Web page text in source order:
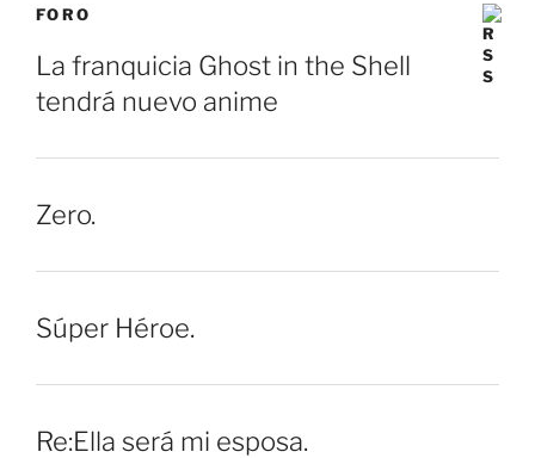
FORO
La franquicia Ghost in the Shell
tendrá nuevo anime
Zero.
Súper Héroe.
Re:Ella será mi esposa.